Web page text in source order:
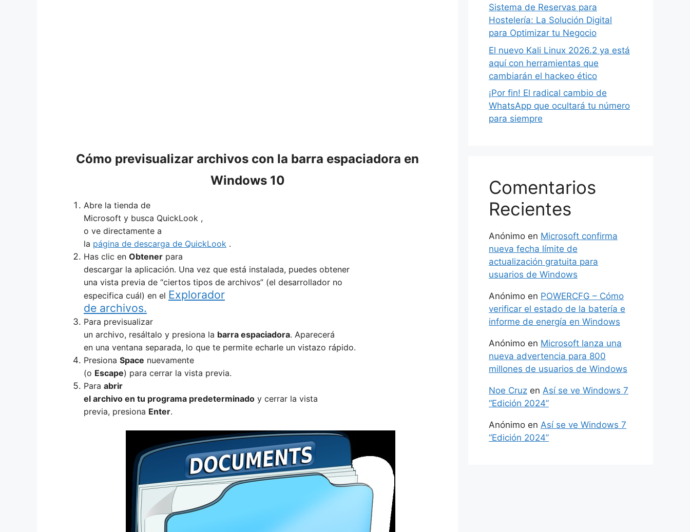
Cómo previsualizar archivos con la barra espaciadora en
Windows 10
Abre la tienda de
Microsoft y busca QuickLook ,
o ve directamente a
la página de descarga de QuickLook .
Has clic en Obtener para
descargar la aplicación. Una vez que está instalada, puedes obtener
una vista previa de “ciertos tipos de archivos” (el desarrollador no
especifica cuál) en el Explorador
de archivos.
Para previsualizar
un archivo, resáltalo y presiona la barra espaciadora. Aparecerá
en una ventana separada, lo que te permite echarle un vistazo rápido.
Presiona Space nuevamente
(o Escape) para cerrar la vista previa.
Para abrir
el archivo en tu programa predeterminado y cerrar la vista
previa, presiona Enter.
Sistema de Reservas para
Hostelería: La Solución Digital
para Optimizar tu Negocio
El nuevo Kali Linux 2026.2 ya está
aquí con herramientas que
cambiarán el hackeo ético
¡Por fin! El radical cambio de
WhatsApp que ocultará tu número
para siempre
Comentarios
Recientes
Anónimo en Microsoft confirma
nueva fecha límite de
actualización gratuita para
usuarios de Windows
Anónimo en POWERCFG – Cómo
verificar el estado de la batería e
informe de energía en Windows
Anónimo en Microsoft lanza una
nueva advertencia para 800
millones de usuarios de Windows
Noe Cruz en Así se ve Windows 7
“Edición 2024”
Anónimo en Así se ve Windows 7
“Edición 2024”